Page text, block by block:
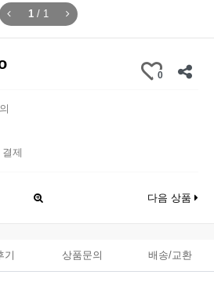
1 / 1
0
제
다음 상품
기 상품문의 배송/교환